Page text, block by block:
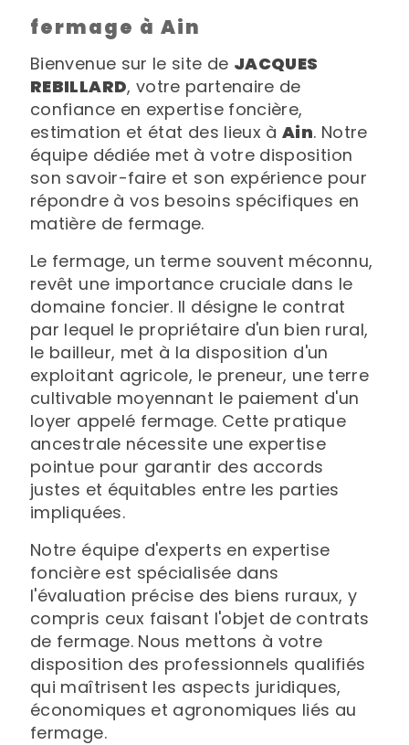
fermage à Ain
Bienvenue sur le site de JACQUES
REBILLARD, votre partenaire de
confiance en expertise foncière,
estimation et état des lieux àAin. Notre
équipe dédiée met à votre disposition
son savoir-faire et son expérience pour
répondre à vos besoins spécifiques en
matière de fermage.
Le fermage, un terme souvent méconnu,
revêt une importance cruciale dans le
domaine foncier. Il désigne le contrat
par lequel le propriétaire d'un bien rural,
le bailleur, met à la disposition d'un
exploitant agricole, le preneur, une terre
cultivable moyennant le paiement d'un
loyer appelé fermage. Cette pratique
ancestrale nécessite une expertise
pointue pour garantir des accords
justes et équitables entre les parties
impliquées.
Notre équipe d'experts en expertise
foncière est spécialisée dans
l'évaluation précise des biens ruraux, y
compris ceux faisant l'objet de contrats
de fermage. Nous mettons à votre
disposition des professionnels qualifiés
qui maîtrisent les aspects juridiques,
économiques et agronomiques liés au
fermage.